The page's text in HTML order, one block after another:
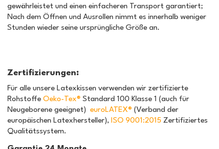
gewährleistet und einen einfacheren Transport garantiert;
Nach dem Öffnen und Ausrollen nimmt es innerhalb weniger
Stunden wieder seine ursprüngliche Größe an.
Zertifizierungen:
Für alle unsere Latexkissen verwenden wir zertifizierte
Rohstoffe Oeko-Tex® Standard 100 Klasse 1 (auch für
Neugeborene geeignet) euroLATEX® (Verband der
europäischen Latexhersteller), ISO 9001:2015 Zertifiziertes
Qualitätssystem.